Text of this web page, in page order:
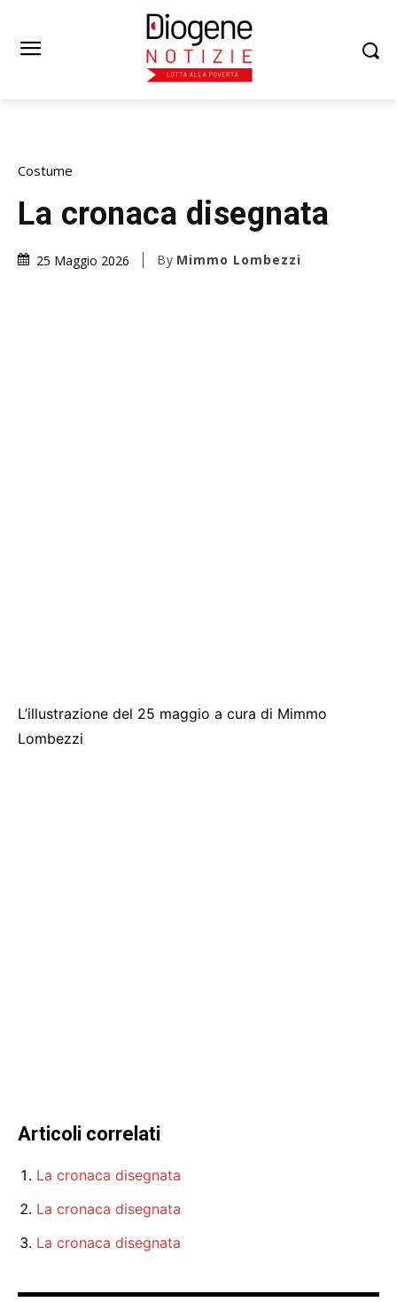
Costume
La cronaca disegnata
25 Maggio 2026 By Mimmo Lombezzi
L’illustrazione del 25 maggio a cura di Mimmo
Lombezzi
Articoli correlati
La cronaca disegnata
La cronaca disegnata
La cronaca disegnata